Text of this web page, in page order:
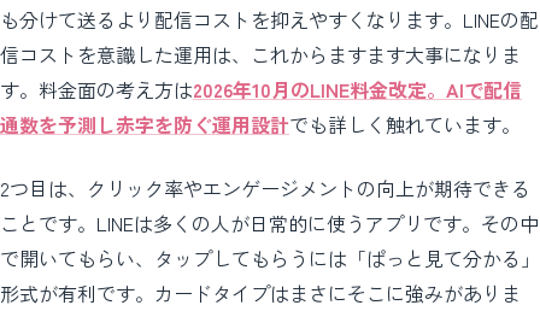
も分けて送るより配信コストを抑えやすくなります。LINEの配
信コストを意識した運用は、これからますます大事になりま
す。料金面の考え方は2026年10月のLINE料金改定。AIで配信
通数を予測し赤字を防ぐ運用設計でも詳しく触れています。
2つ目は、クリック率やエンゲージメントの向上が期待できる
ことです。LINEは多くの人が日常的に使うアプリです。その中
で開いてもらい、タップしてもらうには「ぱっと見て分かる」
形式が有利です。カードタイプはまさにそこに強みがありま